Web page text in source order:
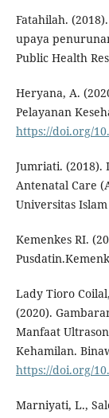
Fatahilah.
upaya
Public Health
Heryana, A.
Pelayanan
https://doi.org/
Jumriati. (2018).
Antenatal Care
Universitas
Kemenkes RI.
Lady Tioro
(2020).
Manfaat
Kehamilan.
https://doi.org/
Marniyati, L.,